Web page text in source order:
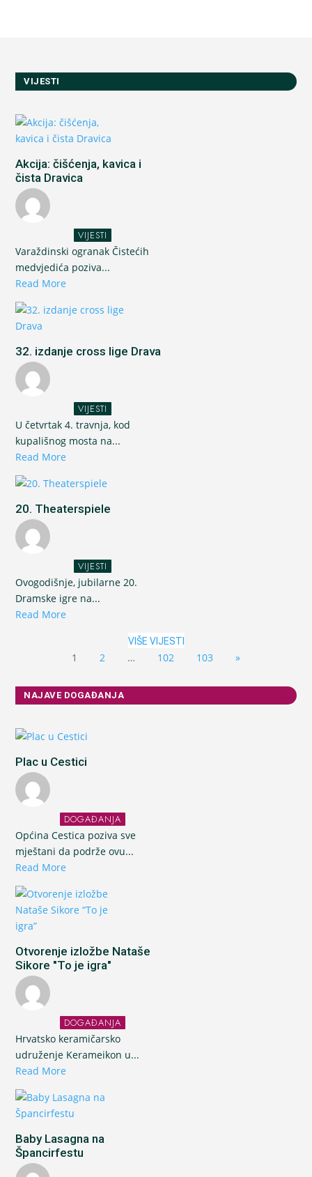
VIJESTI
Akcija: čišćenja, kavica i
čista Dravica
VIJESTI
Varaždinski ogranak Čistećih
medvjedića poziva...
Read More
32. izdanje cross lige Drava
VIJESTI
U četvrtak 4. travnja, kod
kupališnog mosta na...
Read More
20. Theaterspiele
VIJESTI
Ovogodišnje, jubilarne 20.
Dramske igre na...
Read More
VIŠE VIJESTI
1 2 … 102 103 »
NAJAVE DOGAĐANJA
Plac u Cestici
DOGAĐANJA
Općina Cestica poziva sve
mještani da podrže ovu...
Read More
Otvorenje izložbe Nataše
Sikore "To je igra"
DOGAĐANJA
Hrvatsko keramičarsko
udruženje Kerameikon u...
Read More
Baby Lasagna na
Špancirfestu